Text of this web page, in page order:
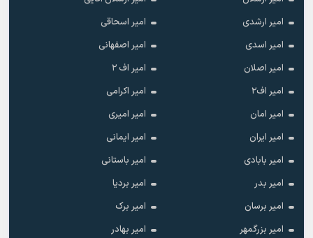
امیر ارشدی
امیر اسحاقی
امیر اسدی
امیر اصفهانی
امیر اصلان
امیر اف ۲
امیر اف۲
امیر اکرامی
امیر امان
امیر امیری
امیر ایران
امیر ایمانی
امیر بابادی
امیر باستانی
امیر بدر
امیر بردیا
امیر برسان
امیر برک
امیر بزرگمهر
امیر بهادر